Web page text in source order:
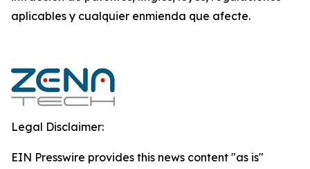
aplicables y cualquier enmienda que afecte.
Legal Disclaimer:
EIN Presswire provides this news content "as is"